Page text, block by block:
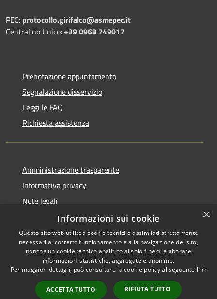
PEC: protocollo.girifalco@asmepec.it
Centralino Unico:+39 0968 749017
Prenotazione appuntamento
Segnalazione disservizio
Leggi le FAQ
Richiesta assistenza
Amministrazione trasparente
Informativa privacy
Note legali
Dichiarazione di accessibilità
RSS
Accessibilità
Copyright © 2026 • Comune di
Municipium•
Accesso
×
Informazioni sui cookie
Questo sito web utilizza cookie tecnici e assimilati strettamente
necessari al corretto funzionamento e alla navigazione del sito,
nonché un cookie tecnico analitico al solo fine di elaborare
informazioni statistiche, aggregate e anonime.
Per maggiori dettagli, può consultare la cookie policy al seguente link
ACCETTA TUTTO RIFIUTA TUTTO